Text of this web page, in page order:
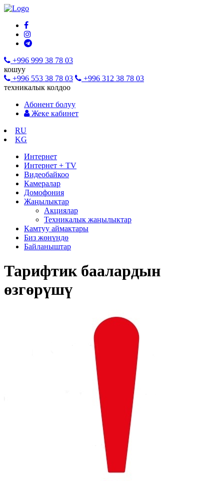
+996 999 38 78 03
кошуу
+996 553 38 78 03
+996 312 38 78 03
техникалык колдоо
Абонент болуу
Жеке кабинет
RU
KG
Интернет
Интернет + TV
Видеобайкоо
Камералар
Домофония
Жаңылыктар
Акциялар
Техникалык жаңылыктар
Камтуу аймактары
Биз жөнүндө
Байланыштар
Тарифтик баалардын
өзгөрүшү